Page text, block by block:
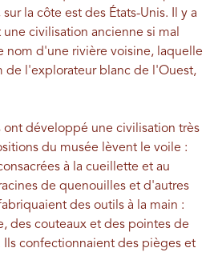
la côte est des États-Unis. Il y a
civilisation ancienne si mal
nom d'une rivière voisine, laquelle
de l'explorateur blanc de l'Ouest,
ont développé une civilisation très
du musée lèvent le voile :
à la cueillette et au
de quenouilles et d'autres
des outils à la main :
des couteaux et des pointes de
confectionnaient des pièges et